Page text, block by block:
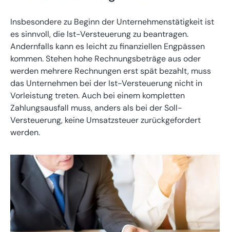
Insbesondere zu Beginn der Unternehmenstätigkeit ist
es sinnvoll, die Ist-Versteuerung zu beantragen.
Andernfalls kann es leicht zu finanziellen Engpässen
kommen. Stehen hohe Rechnungsbeträge aus oder
werden mehrere Rechnungen erst spät bezahlt, muss
das Unternehmen bei der Ist-Versteuerung nicht in
Vorleistung treten. Auch bei einem kompletten
Zahlungsausfall muss, anders als bei der Soll-
Versteuerung, keine Umsatzsteuer zurückgefordert
werden.